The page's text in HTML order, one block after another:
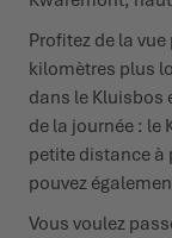
Profitez de la
kilomètres plus
dans le Kluisbos
de la journée : le
petite distance à
pouvez
Vous voulez